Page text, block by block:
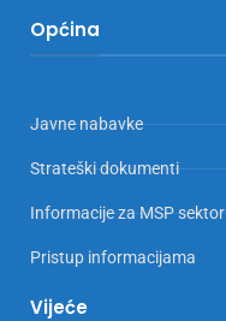
Općina
Javne nabavke
Strateški dokumenti
Informacije za MSP sektor
Pristup informacijama
Vijeće